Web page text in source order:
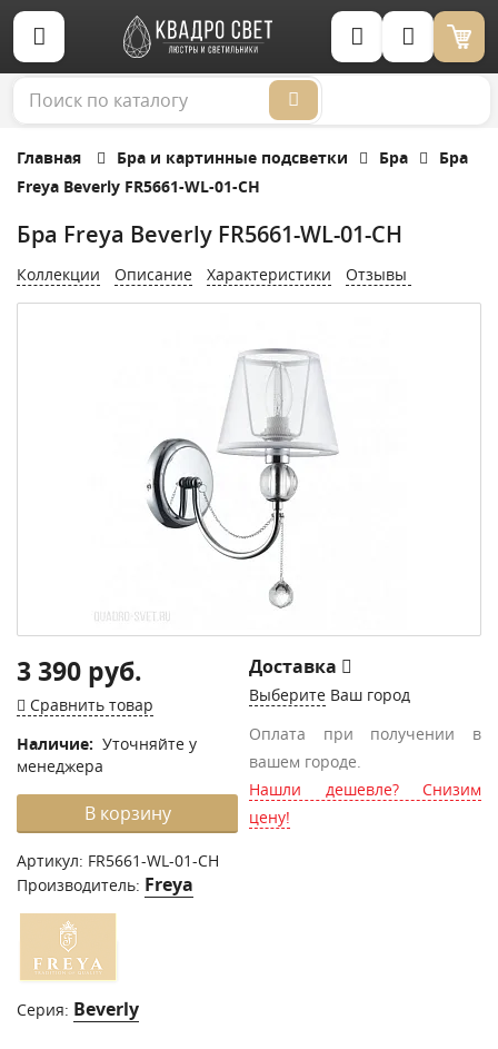
Корзина (0)
Главная Бра и картинные подсветки Бра
Бра
Freya Beverly FR5661-WL-01-CH
Бра Freya Beverly FR5661-WL-01-CH
Коллекции Описание Характеристики Отзывы
3 390 руб.
Сравнить товар
Наличие: Уточняйте у
менеджера
В корзину
Артикул: FR5661-WL-01-CH
Производитель: Freya
Серия: Beverly
Доставка
Выберите Ваш город
Оплата при получении в
вашем городе.
Нашли дешевле? Снизим
цену!